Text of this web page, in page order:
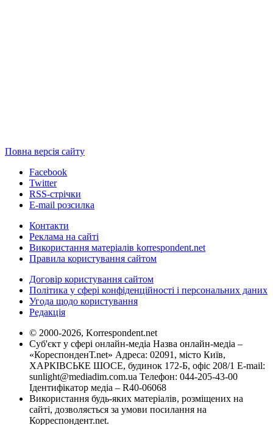
Повна версія сайту
Facebook
Twitter
RSS-стрічки
E-mail розсилка
Контакти
Реклама на сайті
Використання матеріалів korrespondent.net
Правила користування сайтом
Договір користування сайтом
Політика у сфері конфіденційності і персональних даних
Угода щодо користування
Редакція
© 2000-2026, Korrespondent.net
Суб'єкт у сфері онлайн-медіа Назва онлайн-медіа –
«КореспонденТ.net» Адреса: 02091, місто Київ,
ХАРКІВСЬКЕ ШОСЕ, будинок 172-Б, офіс 208/1 E-mail:
sunlight@mediadim.com.ua Телефон: 044-205-43-00
Ідентифікатор медіа – R40-06068
Використання будь-яких матеріалів, розміщених на
сайті, дозволяється за умови посилання на
Корреспондент.net.